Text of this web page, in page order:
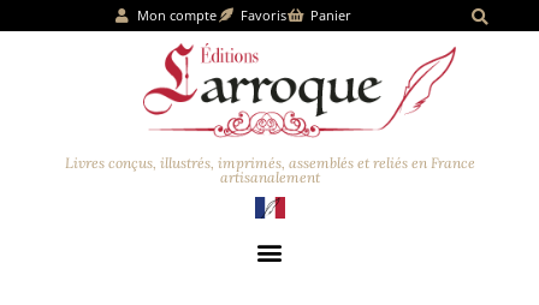
Mon compte Favoris Panier
Livres conçus, illustrés, imprimés, assemblés et reliés en France
artisanalement